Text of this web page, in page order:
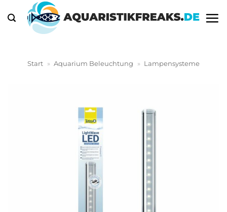
Inhalt
springen
Start » Aquarium Beleuchtung » Lampensysteme